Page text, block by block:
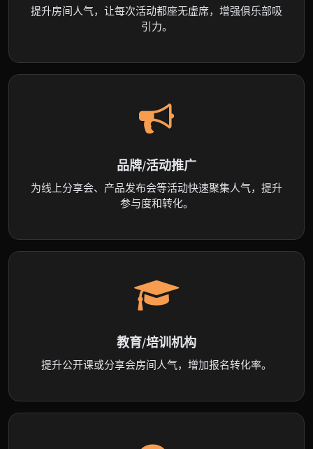
提升房间人气，让每次活动都座无虚席，增强俱乐部吸
引力。
品牌/活动推广
为线上分享会、产品发布会等活动快速聚集人气，提升
参与度和转化。
教育/培训机构
提升公开课或分享会房间人气，增加报名转化率。